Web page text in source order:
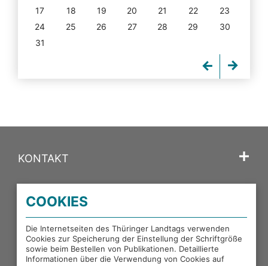
17
18 19 20 21 22
23
24
25 26 27 28 29
30
31
KONTAKT
PORTALE DES THÜRINGER LANDTAGS
EXTERNE LINKS
COOKIES
Die Internetseiten des Thüringer Landtags verwenden
Cookies zur Speicherung der Einstellung der Schriftgröße
sowie beim Bestellen von Publikationen. Detaillierte
Informationen über die Verwendung von Cookies auf